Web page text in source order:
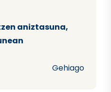
aniztasuna,
Gehiago